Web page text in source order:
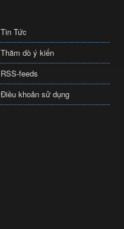
Tin Tức
Thăm dò ý kiến
RSS-feeds
Điều khoản sử dụng